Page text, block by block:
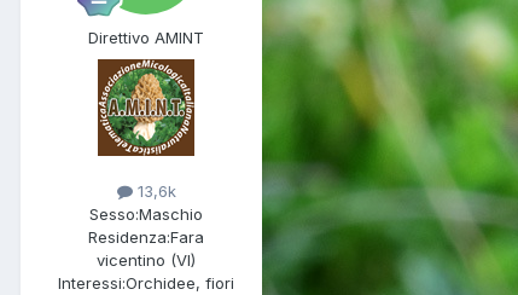
Direttivo AMINT
13,6k
Sesso:Maschio
Residenza:Fara
vicentino (VI)
Interessi:Orchidee, fiori